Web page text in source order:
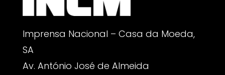
Imprensa Nacional – Casa da Moeda,
SA
Av. António José de Almeida